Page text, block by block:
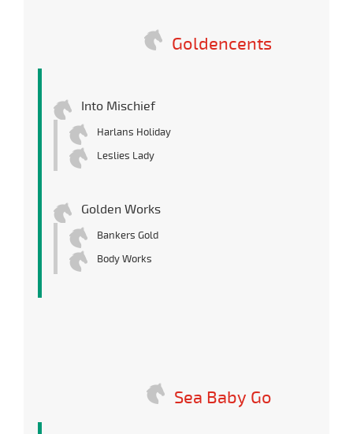
Goldencents
Into Mischief
Harlans Holiday
Leslies Lady
Golden Works
Bankers Gold
Body Works
Sea Baby Go